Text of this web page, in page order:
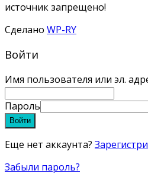
источник запрещено!
Сделано WP-RY
Войти
Имя пользователя или эл.
Пароль
Войти
Еще нет аккаунта?
Забыли пароль?